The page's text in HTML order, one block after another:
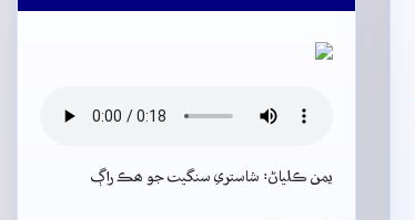
يمن ڪلياڻ: شاستري سنگيت جو ھڪ راڳ